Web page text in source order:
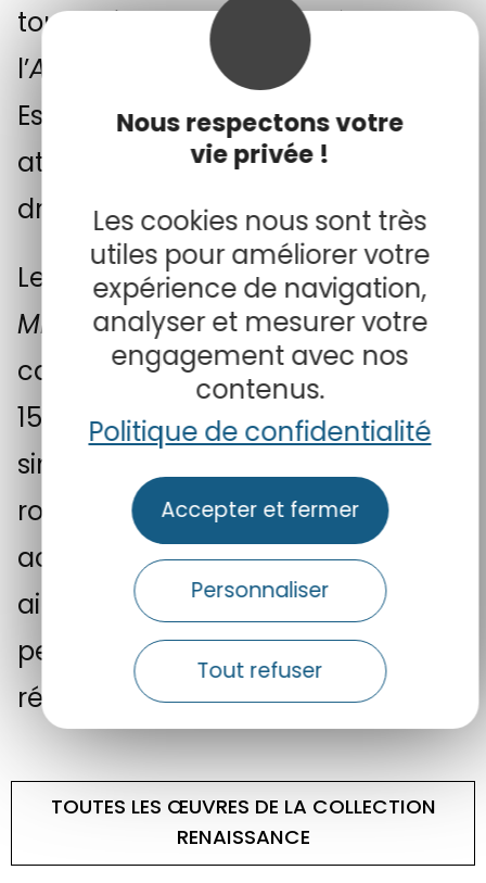
Nous respectons votre
vie privée !
Les cookies nous sont très
utiles pour améliorer votre
expérience de navigation,
analyser et mesurer votre
engagement avec nos
contenus.
Politique de confidentialité
Accepter et fermer
Personnaliser
Tout refuser
tous points comparable à celle de
l’Annonciation
de l’Ouradou à
Estaing (vers 1524 -1529) : même
attitude, même costume, même
drapés lourds à plis larges.
Le visage de laMadeleinede la
Mise au Tombeaude la
cathédrale de Rodez, datée de
1523, présente aussi des
similitudes : front bombé, menton
rond et proéminent, surplomb
accentué de la lèvre supérieure,
ailes du nez étroites, rehauts de
peinture des yeux, ondulations
régulières des cheveux.
TOUTES LES ŒUVRES DE LA COLLECTION
RENAISSANCE